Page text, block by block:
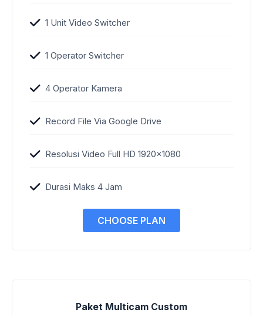
1 Unit Video Switcher
1 Operator Switcher
4 Operator Kamera
Record File Via Google Drive
Resolusi Video Full HD 1920×1080
Durasi Maks 4 Jam
CHOOSE PLAN
Paket Multicam Custom